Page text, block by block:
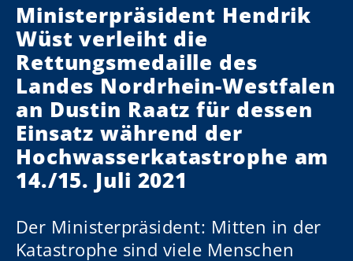
Ministerpräsident Hendrik
Wüst verleiht die
Rettungsmedaille des
Landes Nordrhein-Westfalen
an Dustin Raatz für dessen
Einsatz während der
Hochwasserkatastrophe am
14./15. Juli 2021
Der Ministerpräsident: Mitten in der
Katastrophe sind viele Menschen